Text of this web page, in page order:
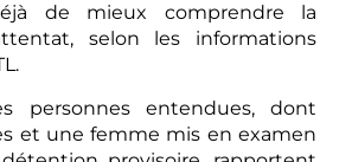
de mieux comprendre la
selon les informations
personnes entendues, dont
et une femme mis en examen